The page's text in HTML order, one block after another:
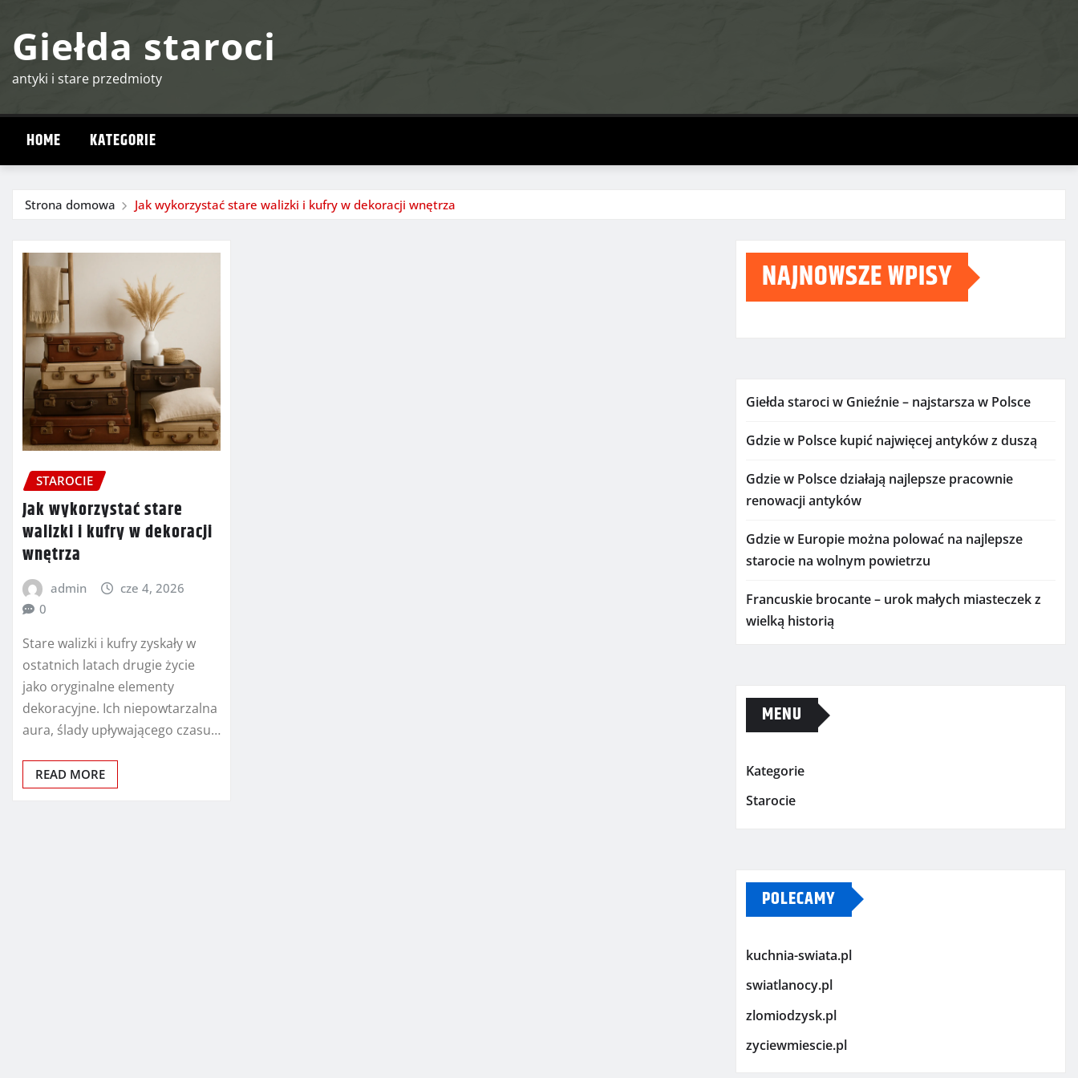
treściGiełda staroci
antyki i stare przedmioty
HOME KATEGORIE
Strona domowa Jak wykorzystać stare walizki i kufry w dekoracji wnętrza
STAROCIE
Jak wykorzystać stare
walizki i kufry w dekoracji
wnętrza
admin
cze 4, 2026
0
Stare walizki i kufry zyskały w
ostatnich latach drugie życie
jako oryginalne elementy
dekoracyjne. Ich niepowtarzalna
aura, ślady upływającego czasu…
READ MORE
NAJNOWSZE WPISY
Giełda staroci w Gnieźnie – najstarsza w Polsce
Gdzie w Polsce kupić najwięcej antyków z duszą
Gdzie w Polsce działają najlepsze pracownie
renowacji antyków
Gdzie w Europie można polować na najlepsze
starocie na wolnym powietrzu
Francuskie brocante – urok małych miasteczek z
wielką historią
MENU
Kategorie
Starocie
POLECAMY
kuchnia-swiata.pl
swiatlanocy.pl
zlomiodzysk.pl
zyciewmiescie.pl